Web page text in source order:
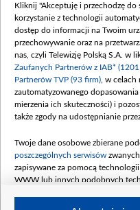
(wpłata wrzesień
mln, listopad 265
Dofinansowanie
Data podpisania
(wpłata grudzień
Dofinansowanie
Data podpisania
kwiecień 180 mln,
czerwca 90 mln)
Dofinansowanie
4 sierpnia 250 mln
Kliknij "Akceptuję i przechodzę do
korzystanie z technologii
dostęp do informacji na Twoim
przechowywanie oraz na
nas, czyli Telewizję Polską S.A. w
Zaufanych Partnerów z IAB*
Partnerów TVP (93 firm) , w
zautomatyzowanego
mierzenia ich skuteczności) i
także zgody na udostępnianie
Twoje dane osobowe zbierane
poszczególnych serwisów
zapisywane za pomocą
WWW lub innych podobnych